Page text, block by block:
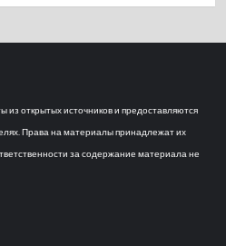
открытых источников и предоставляются
Права на материалы принадлежат их
за содержание материала не